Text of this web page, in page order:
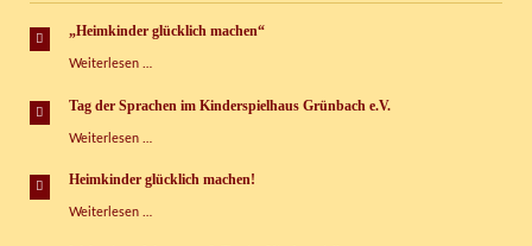
„Heimkinder glücklich machen“
Weiterlesen …
machen“
Tag der Sprachen im Kinderspielhaus Grünbach e.V.
Weiterlesen …
Sprachen
Kinderspielhaus
Heimkinder glücklich machen!
Weiterlesen …